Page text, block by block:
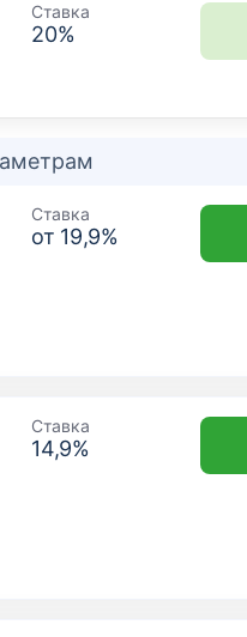
Ставка
20%
Ставка
от 19,9%
Ставка
14,9%